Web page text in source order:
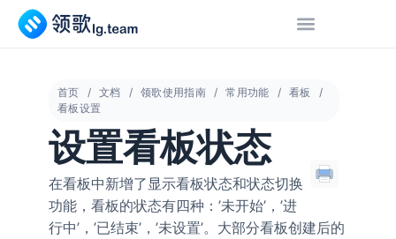
首页 文档 领歌使用指南 常用功能
看板
看板设置
设置看板状态
在看板中新增了显示看板状态和状态切换
功能，看板的状态有四种：’未开始’，’进
行中’，’已结束’，’未设置’。大部分看板创建后的